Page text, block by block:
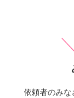
依頼者のみな